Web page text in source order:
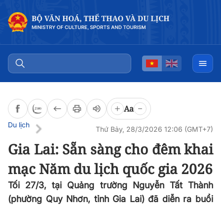
Aa
Du lịch
Thứ Bảy, 28/3/2026 12:06 (GMT+7)
Gia Lai: Sẵn sàng cho đêm khai
mạc Năm du lịch quốc gia 2026
Tối 27/3, tại Quảng trường Nguyễn Tất Thành
(phường Quy Nhơn, tỉnh Gia Lai) đã diễn ra buổi
Đọc bài